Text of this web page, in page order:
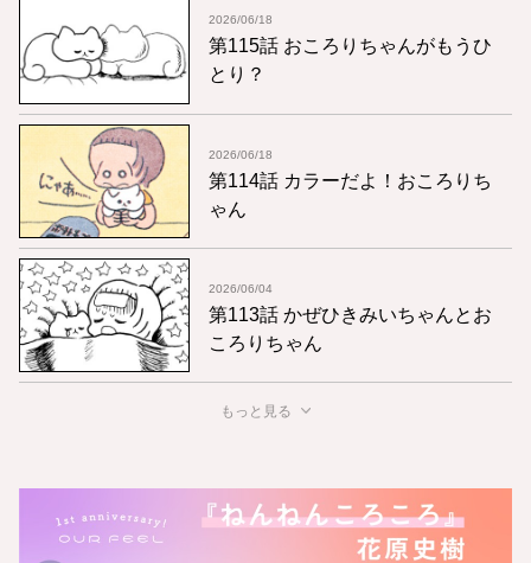
2026/06/18
第115話 おころりちゃんがもうひ
とり？
2026/06/18
第114話 カラーだよ！おころりち
ゃん
2026/06/04
第113話 かぜひきみいちゃんとお
ころりちゃん
もっと見る